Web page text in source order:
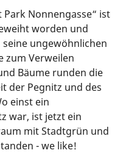
Nonnengasse“ ist
worden und
ungewöhnlichen
zum Verweilen
Bäume runden die
der Pegnitz und des
einst ein
war, ist jetzt ein
mit Stadtgrün und
- we like!